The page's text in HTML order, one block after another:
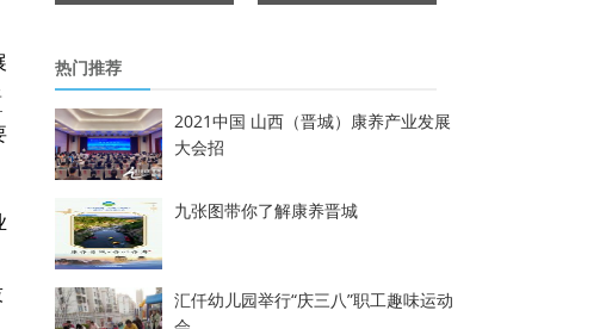
热门推荐
2021中国 山西（晋城）康养产业发展
大会招
九张图带你了解康养晋城
汇仟幼儿园举行“庆三八”职工趣味运动